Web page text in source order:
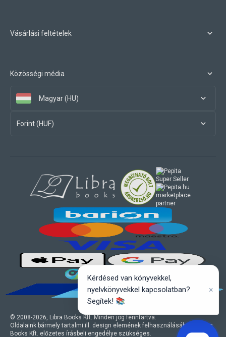
Vásárlási feltételek
Közösségi média
Magyar (HU)
Forint (HUF)
© 2008-2026, Libra Books Kft. Minden jog fenntartva.
Oldalaink bármely tartalmi ill. design elemének felhasználásához a Libra
Books Kft. előzetes írásbeli engedélye szükséges.
marketplace
partner
Kérdésed van könyvekkel,
nyelvkönyvekkel kapcsolatban?
Segítek! 📚
×